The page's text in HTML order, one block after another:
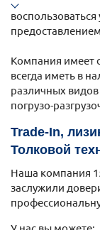
Компания имеет
всегда иметь в
различных
погрузо-
Trade-In,
Толковой
Наша компания
заслужили